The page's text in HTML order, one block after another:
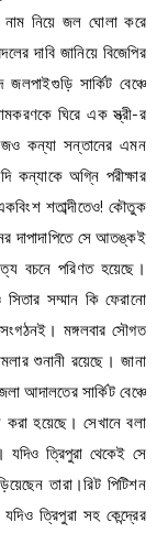
নিয়ে জল ঘোলা করে
দাবি জানিয়ে বিজেপির
সার্কিট বেঞ্চে
ঘিরে এক স্ত্রী-র
কন্যা সন্তানের এমন
কন্যাকে অগ্নি পরীক্ষার
শতাব্দীতেও! কৌতুক
দাপাদাপিতে সে আতঙ্কই
বচনে পরিণত হয়েছে।
সম্মান কি ফেরানো
সংগঠনই। মঙ্গলবার সৌগত
শুনানী রয়েছে। জানা
আদালতের সার্কিট বেঞ্চে
করা হয়েছে। সেখানে বলা
যদিও ত্রিপুরা থেকেই সে
তারা।রিট পিটিশন
ত্রিপুরা সহ কেন্দ্রের